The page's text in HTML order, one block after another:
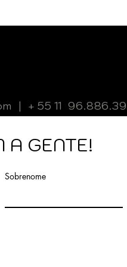
|+ 55 11
A GENTE!
Sobrenome